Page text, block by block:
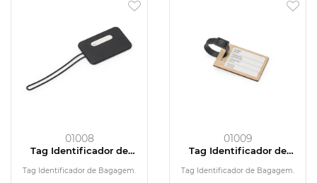
01008
Tag Identificador de
Tag Identificador de Bagagem.
01009
Tag Identificador de
Tag Identificador de Bagagem.